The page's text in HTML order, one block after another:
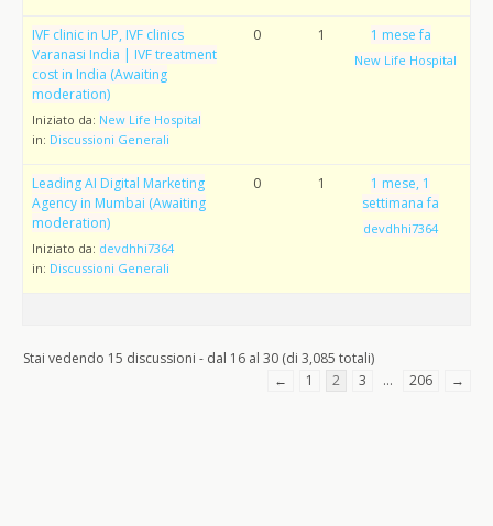
IVF clinic in UP, IVF clinics
Varanasi India | IVF treatment
cost in India (Awaiting
moderation)
Iniziato da: New Life Hospital
in: Discussioni Generali
0 1 1 mese fa
New Life Hospital
Leading AI Digital Marketing
Agency in Mumbai (Awaiting
moderation)
Iniziato da: devdhhi7364
in: Discussioni Generali
0 1
1 mese, 1
settimana fa
devdhhi7364
Stai vedendo 15 discussioni - dal 16 al 30 (di 3,085 totali)
←
1 2 3 … 206 →